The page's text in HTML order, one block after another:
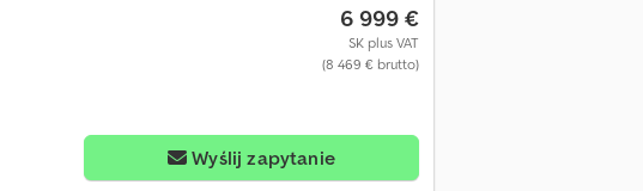
6 999 €
SK plus VAT
(8 469 € brutto)
Wyślij zapytanie